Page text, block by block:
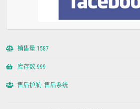
销售量:1587
库存数:999
售后护航: 售后系统